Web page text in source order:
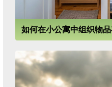
如何在小公寓中组织物